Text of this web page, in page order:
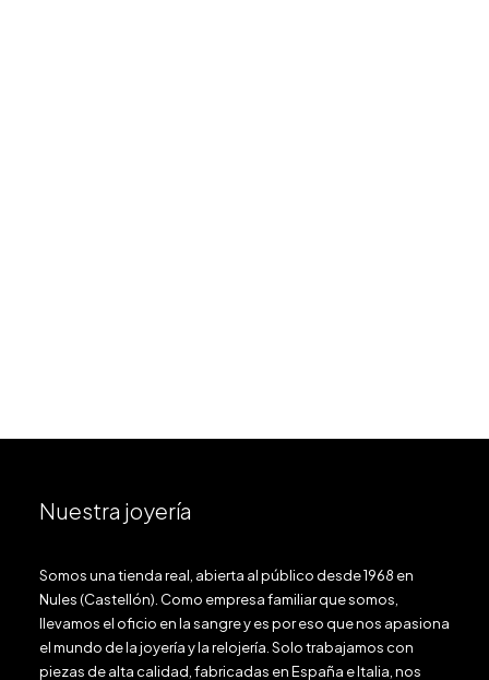
Nuestra joyería
Somos una tienda real, abierta al público desde 1968 en
Nules (Castellón). Como empresa familiar que somos,
llevamos el oficio en la sangre y es por eso que nos apasiona
el mundo de la joyería y la relojería. Solo trabajamos con
piezas de alta calidad, fabricadas en España e Italia, nos